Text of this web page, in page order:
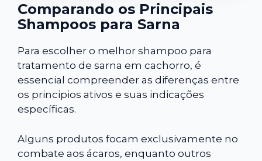
Comparando os Principais
Shampoos para Sarna
Para escolher o melhor shampoo para
tratamento de sarna em cachorro, é
essencial compreender as diferenças entre
os principios ativos e suas indicações
específicas.
Alguns produtos focam exclusivamente no
combate aos ácaros, enquanto outros